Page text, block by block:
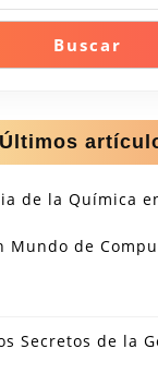
Buscar
Últimos
de la Química
Mundo de
Secretos de la